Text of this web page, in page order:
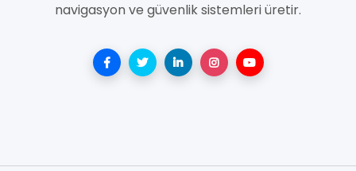
navigasyon ve güvenlik sistemleri üretir.